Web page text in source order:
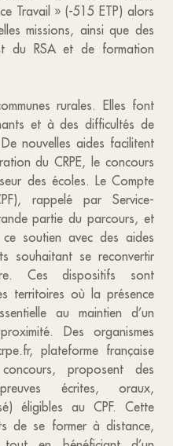
Travail » (-515 ETP) alors
missions, ainsi que des
du RSA et de formation
rurales. Elles font
et à des difficultés de
nouvelles aides facilitent
du CRPE, le concours
des écoles. Le Compte
rappelé par Service-
partie du parcours, et
ce soutien avec des aides
souhaitant se reconvertir
Ces dispositifs sont
territoires où la présence
au maintien d’un
Des organismes
plateforme française
proposent des
écrites, oraux,
éligibles au CPF. Cette
de se former à distance,